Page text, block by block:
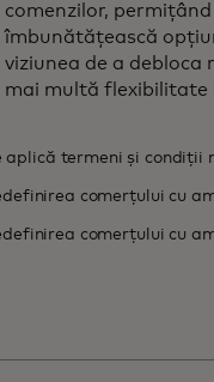
comenzilor,
îmbunătățească
viziunea de a
mai multă
aplică termeni și condiții
comerțului cu
comerțului cu